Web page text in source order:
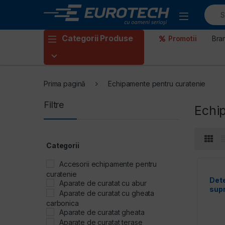
Categorii Produse Promotii
Prima pagină Echipamente pentru curatenie
R
Filtre
Categorii
Accesorii echipamente pentru
curatenie
Aparate de curatat cu abur
Aparate de curatat cu gheata
carbonica
Aparate de curatat gheata
Aparate de curatat terase